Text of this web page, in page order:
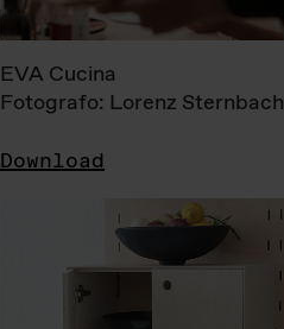
EVA Cucina
Fotografo: Lorenz Sternbach
Download